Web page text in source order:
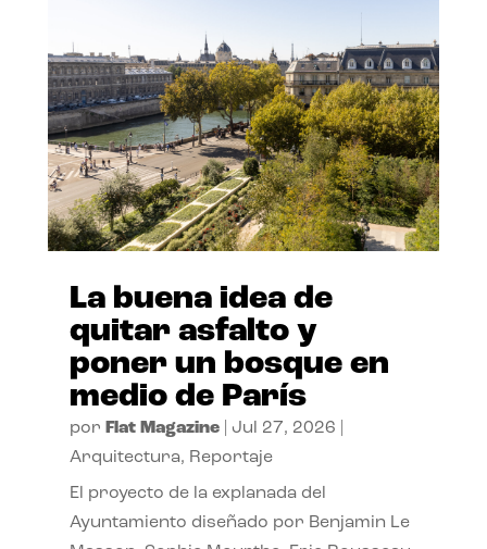
La buena idea de
quitar asfalto y
poner un bosque en
medio de París
por Flat Magazine| Jul 27, 2026
Arquitectura, Reportaje
El proyecto de la explanada del
Ayuntamiento diseñado por Benjamin Le